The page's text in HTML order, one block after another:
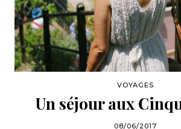
VOYAGES
Un séjour aux
08/06/2017